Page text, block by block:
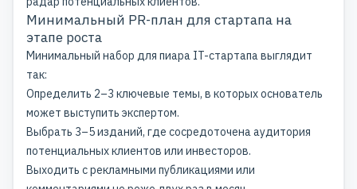
Минимальный PR-план для стартапа на
этапе роста
Минимальный набор для пиара IT-стартапа выглядит
так:
Определить 2–3 ключевые темы, в которых основатель
может выступить экспертом.
Выбрать 3–5 изданий, где сосредоточена аудитория
потенциальных клиентов или инвесторов.
Выходить с рекламными публикациями или